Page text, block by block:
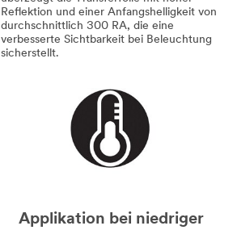
Reflektion und einer Anfangshelligkeit von
durchschnittlich 300 RA, die eine
verbesserte Sichtbarkeit bei Beleuchtung
sicherstellt.
Applikation bei niedriger